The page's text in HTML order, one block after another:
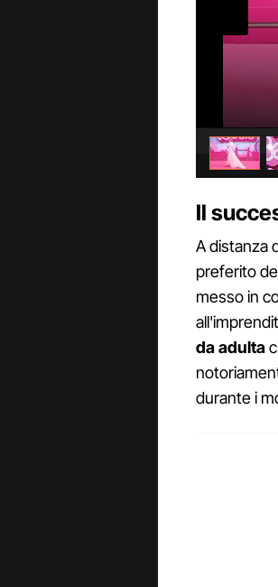
Il
A distanza
preferito
messo in
da adulta
durante i